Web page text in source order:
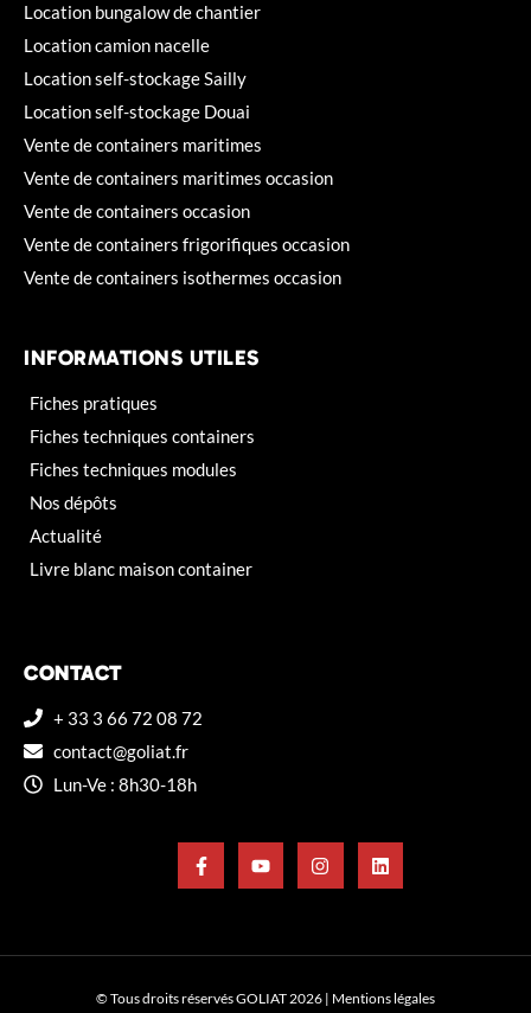
Location bungalow de chantier
Location camion nacelle
Location self-stockage Sailly
Location self-stockage Douai
Vente de containers maritimes
Vente de containers maritimes occasion
Vente de containers occasion
Vente de containers frigorifiques occasion
Vente de containers isothermes occasion
INFORMATIONS UTILES
Fiches pratiques
Fiches techniques containers
Fiches techniques modules
Nos dépôts
Actualité
Livre blanc maison container
CONTACT
+ 33 3 66 72 08 72
contact@goliat.fr
Lun-Ve : 8h30-18h
© Tous droits réservés GOLIAT 2026 | Mentions légales